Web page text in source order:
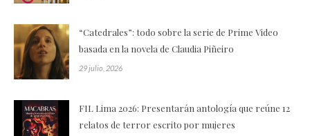
“Catedrales”: todo sobre la serie de Prime Video
basada en la novela de Claudia Piñeiro
29 julio, 2026
FIL Lima 2026: Presentarán antología que reúne 12
relatos de terror escrito por mujeres